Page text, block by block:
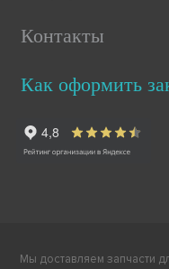
Контакты
Как оформить
Мы доставляем запчасти